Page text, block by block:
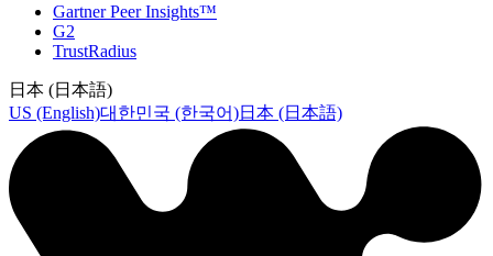
Gartner Peer Insights™
G2
TrustRadius
日本 (日本語)
US (English)대한민국 (한국어)日本 (日本語)